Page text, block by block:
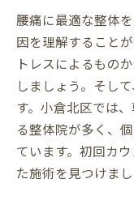
腰痛に最適な整体
因を理解すること
トレスによるもの
しましょう。そし
す。小倉北区では
る整体院が多く、
ています。初回カ
た施術を見つけまし